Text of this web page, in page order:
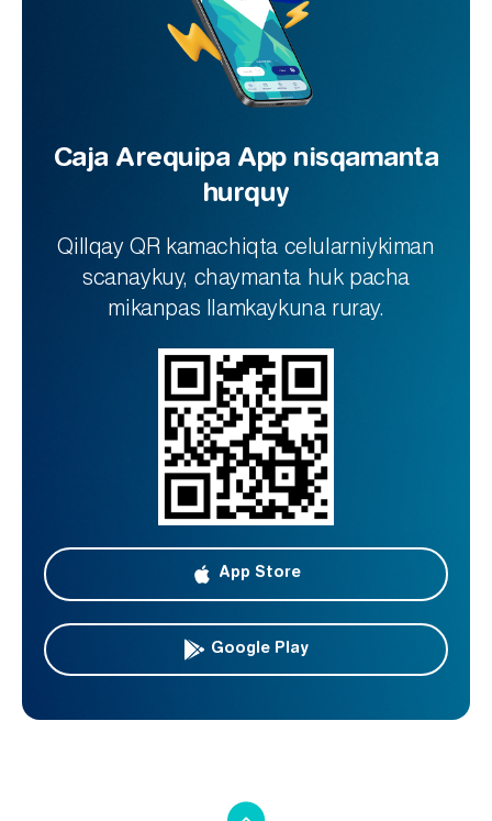
Caja Arequipa App nisqamanta
hurquy
Qillqay QR kamachiqta celularniykiman
scanaykuy, chaymanta huk pacha
mikanpas llamkaykuna ruray.
App Store
Google Play